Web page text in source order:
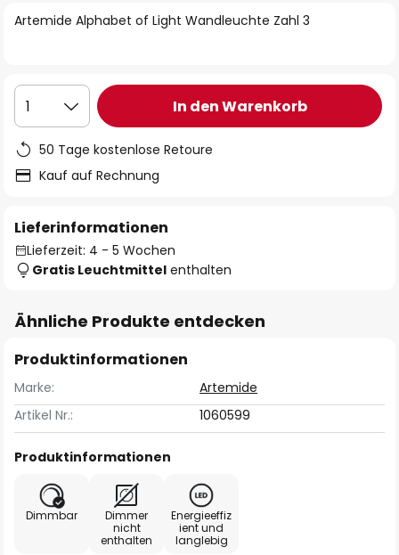
Artemide Alphabet of Light Wandleuchte Zahl 3
1 In den Warenkorb
50 Tage kostenlose Retoure
Kauf auf Rechnung
Lieferinformationen
Lieferzeit: 4 - 5 Wochen
Gratis Leuchtmittel enthalten
Ähnliche Produkte entdecken
Produktinformationen
Marke:
Artemide
Artikel Nr.:
1060599
Produktinformationen
Dimmbar
Dimmer
nicht
enthalten
Energieeffiz
ient und
langlebig